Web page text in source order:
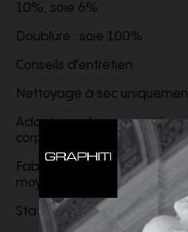
10%, soie 6%
Doublure : soie 100%
Conseils d'entretien
Nettoyage à sec
Adopte un design ajusté
corps, offrant une coupe
Fabriqué à partir d'un tissu
moyenne, cet article offre
Stature 1,8 m